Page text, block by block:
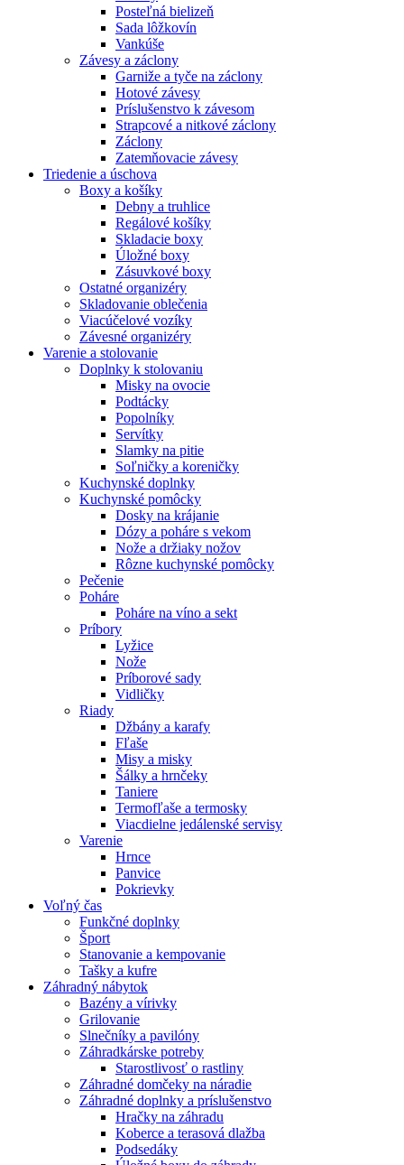
Posteľná bielizeň
Sada lôžkovín
Vankúše
Závesy a záclony
Garniže a tyče na záclony
Hotové závesy
Príslušenstvo k závesom
Strapcové a nitkové záclony
Záclony
Zatemňovacie závesy
Triedenie a úschova
Boxy a košíky
Debny a truhlice
Regálové košíky
Skladacie boxy
Úložné boxy
Zásuvkové boxy
Ostatné organizéry
Skladovanie oblečenia
Viacúčelové vozíky
Závesné organizéry
Varenie a stolovanie
Doplnky k stolovaniu
Misky na ovocie
Podtácky
Popolníky
Servítky
Slamky na pitie
Soľničky a koreničky
Kuchynské doplnky
Kuchynské pomôcky
Dosky na krájanie
Dózy a poháre s vekom
Nože a držiaky nožov
Rôzne kuchynské pomôcky
Pečenie
Poháre
Poháre na víno a sekt
Príbory
Lyžice
Nože
Príborové sady
Vidličky
Riady
Džbány a karafy
Fľaše
Misy a misky
Šálky a hrnčeky
Taniere
Termofľaše a termosky
Viacdielne jedálenské servisy
Varenie
Hrnce
Panvice
Pokrievky
Voľný čas
Funkčné doplnky
Šport
Stanovanie a kempovanie
Tašky a kufre
Záhradný nábytok
Bazény a vírivky
Grilovanie
Slnečníky a pavilóny
Záhradkárske potreby
Starostlivosť o rastliny
Záhradné domčeky na náradie
Záhradné doplnky a príslušenstvo
Hračky na záhradu
Koberce a terasová dlažba
Podsedáky